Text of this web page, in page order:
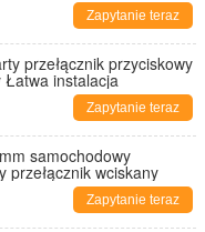
Zapytanie teraz
przełącznik przyciskowy
instalacja
Zapytanie teraz
samochodowy
przełącznik wciskany
Zapytanie teraz